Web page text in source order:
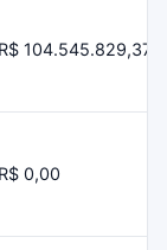
R$ 104.545.829,37
R$ 0,00